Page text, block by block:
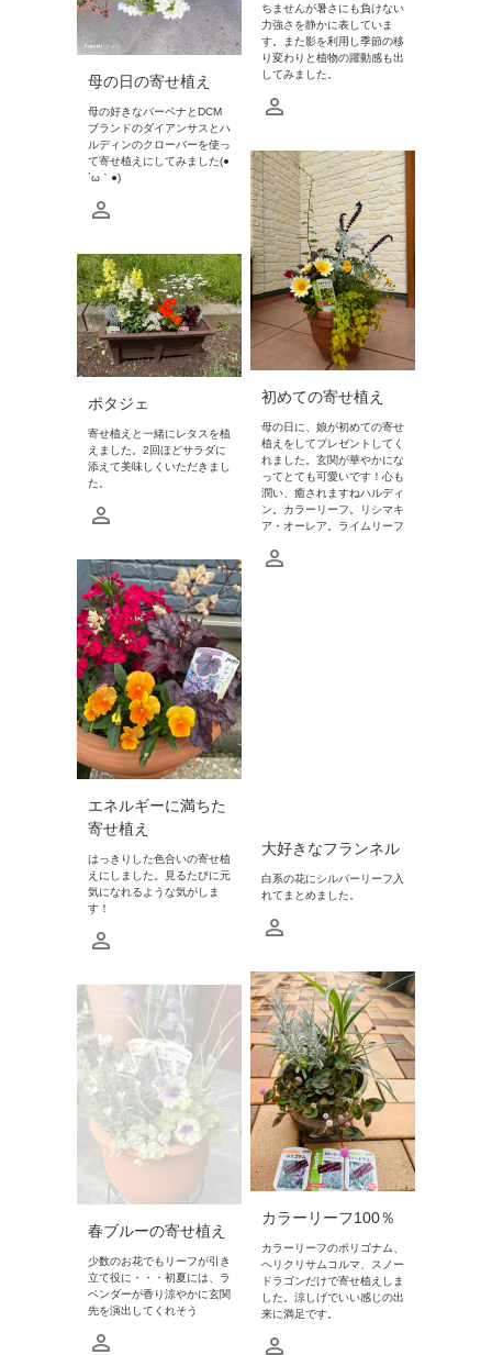
ちませんが暑さにも負けない
力強さを静かに表していま
す。また影を利用し季節の移
り変わりと植物の躍動感も出
してみました。
母の日の寄せ植え
母の好きなバーベナとDCM
ブランドのダイアンサスとハ
ルディンのクローバーを使っ
て寄せ植えにしてみました(●
´ω｀●)
初めての寄せ植え
母の日に、娘が初めての寄せ
植えをしてプレゼントしてく
れました。玄関が華やかにな
ってとても可愛いです！心も
潤い、癒されますねハルディ
ン。カラーリーフ。リシマキ
ア・オーレア。ライムリーフ
ポタジェ
寄せ植えと一緒にレタスを植
えました。2回ほどサラダに
添えて美味しくいただきまし
た。
エネルギーに満ちた
寄せ植え
はっきりした色合いの寄せ植
えにしました。見るたびに元
気になれるような気がしま
す！
大好きなフランネル
白系の花にシルバーリーフ入
れてまとめました。
カラーリーフ100％
カラーリーフのポリゴナム、
ヘリクリサムコルマ、スノー
ドラゴンだけで寄せ植えしま
した。涼しげでいい感じの出
来に満足です。
春ブルーの寄せ植え
少数のお花でもリーフが引き
立て役に・・・初夏には、ラ
ベンダーが香り涼やかに玄関
先を演出してくれそう